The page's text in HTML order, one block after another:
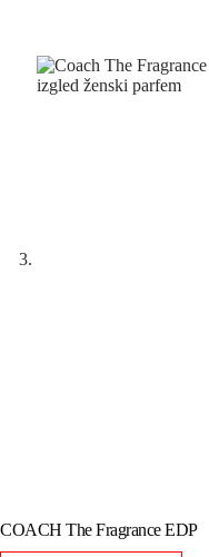
COACH The Fragrance EDP